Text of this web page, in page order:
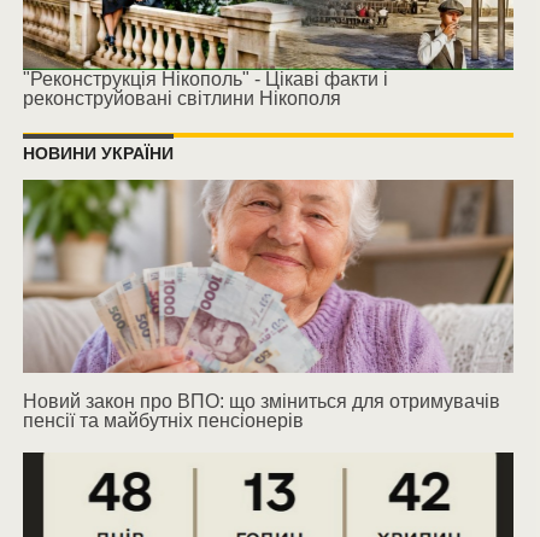
"Реконструкція Нікополь" - Цікаві факти і
реконструйовані світлини Нікополя
НОВИНИ УКРАЇНИ
Новий закон про ВПО: що зміниться для отримувачів
пенсії та майбутніх пенсіонерів